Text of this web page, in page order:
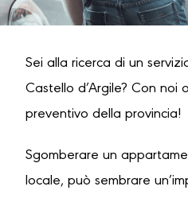
Sei alla ricerca di un
Castello d’Argile? Con noi
preventivo della provincia!
Sgomberare un
locale, può sembrare